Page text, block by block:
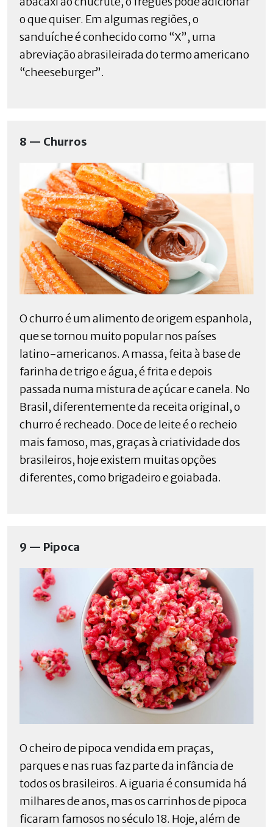
o que quiser. Em algumas regiões, o
sanduíche é conhecido como “X”, uma
abreviação abrasileirada do termo americano
“cheeseburger”.
8 — Churros
O churro é um alimento de origem espanhola,
que se tornou muito popular nos países
latino-americanos. A massa, feita à base de
farinha de trigo e água, é frita e depois
passada numa mistura de açúcar e canela. No
Brasil, diferentemente da receita original, o
churro é recheado. Doce de leite é o recheio
mais famoso, mas, graças à criatividade dos
brasileiros, hoje existem muitas opções
diferentes, como brigadeiro e goiabada.
9 — Pipoca
O cheiro de pipoca vendida em praças,
parques e nas ruas faz parte da infância de
todos os brasileiros. A iguaria é consumida há
milhares de anos, mas os carrinhos de pipoca
ficaram famosos no século 18. Hoje, além de